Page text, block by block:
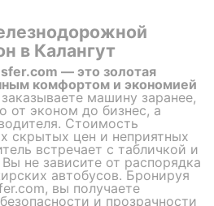
в Калангут
— это золотая
комфортом и экономией
машину заранее,
от эконом до бизнес, а
Стоимость
скрытых цен и неприятных
встречает с табличкой и
не зависите от распорядка
автобусов. Бронируя
вы получаете
и прозрачности